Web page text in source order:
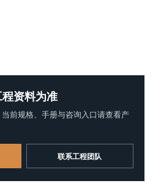
资料为准
前规格、手册与咨询入口请查看产
联系工程团队